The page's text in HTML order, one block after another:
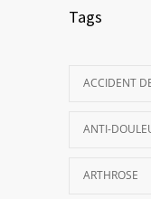
Tags
ACCIDENT
ANTI-
ARTHROSE